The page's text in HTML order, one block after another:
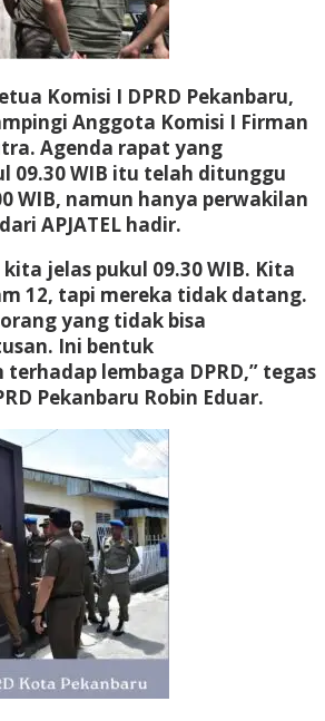
Komisi I DPRD Pekanbaru,
Anggota Komisi I Firman
Agenda rapat yang
09.30 WIB itu telah ditunggu
WIB, namun hanya perwakilan
APJATEL hadir.
jelas pukul 09.30 WIB. Kita
12, tapi mereka tidak datang.
yang tidak bisa
Ini bentuk
lembaga DPRD,” tegas
Pekanbaru Robin Eduar.